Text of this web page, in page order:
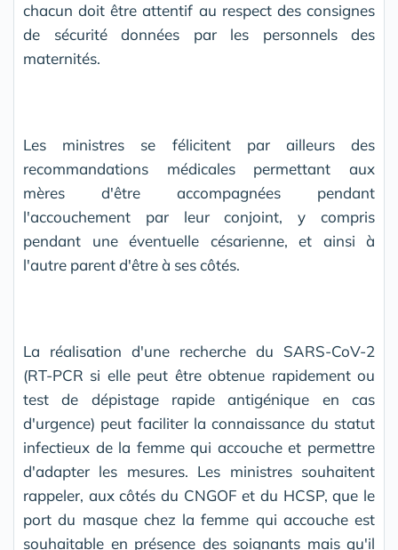
chacun doit être attentif au respect des consignes
de sécurité données par les personnels des
maternités.
Les ministres se félicitent par ailleurs des
recommandations médicales permettant aux
mères d'être accompagnées pendant
l'accouchement par leur conjoint, y compris
pendant une éventuelle césarienne, et ainsi à
l'autre parent d'être à ses côtés.
La réalisation d'une recherche du SARS-CoV-2
(RT-PCR si elle peut être obtenue rapidement ou
test de dépistage rapide antigénique en cas
d'urgence) peut faciliter la connaissance du statut
infectieux de la femme qui accouche et permettre
d'adapter les mesures. Les ministres souhaitent
rappeler, aux côtés du CNGOF et du HCSP, que le
port du masque chez la femme qui accouche est
souhaitable en présence des soignants mais qu'il